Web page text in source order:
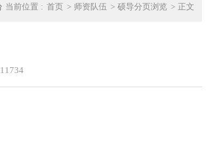
当前位置 : 首页 > 师资队伍 > 硕导分页浏览 > 正文
11734